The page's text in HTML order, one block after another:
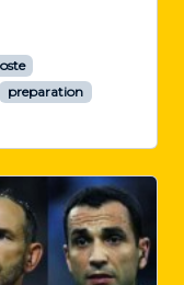
preparation